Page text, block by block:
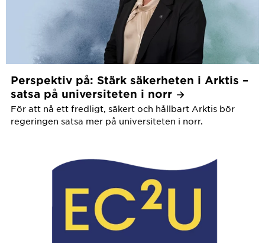
Perspektiv på: Stärk säkerheten i Arktis –
satsa på universiteten i norr
För att nå ett fredligt, säkert och hållbart Arktis bör
regeringen satsa mer på universiteten i norr.